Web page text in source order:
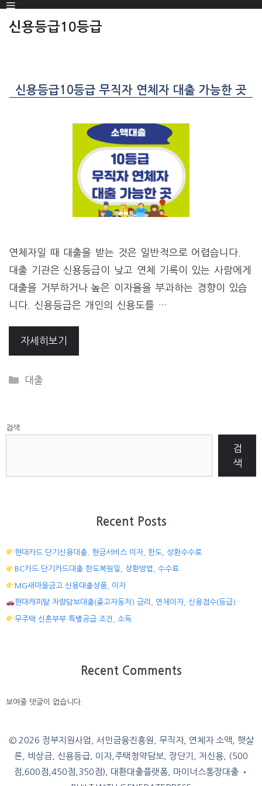
SKIP
TO
Menu
신용등급10등급
신용등급10등급 무직자 연체자 대출 가능한 곳
연체자일 때 대출을 받는 것은 일반적으로 어렵습니다.
대출 기관은 신용등급이 낮고 연체 기록이 있는 사람에게
대출을 거부하거나 높은 이자율을 부과하는 경향이 있습
니다. 신용등급은 개인의 신용도를 …
자세히보기
CATEGORIES
대출
검색
검
색
Recent Posts
현대카드 단기신용대출, 현금서비스 이자, 한도, 상환수수료
BC카드 단기카드대출 한도복원일, 상환방법, 수수료
MG새마을금고 신용대출상품, 이자
현대캐피탈 차량담보대출(중고자동차) 금리, 연체이자, 신용점수(등급)
무주택 신혼부부 특별공급 조건, 소득
Recent Comments
보여줄 댓글이 없습니다.
© 2026 정부지원사업, 서민금융진흥원, 무직자, 연체자 소액, 햇살
론, 비상금, 신용등급, 이자,주택청약담보, 장단기, 저신용, (500
점,600점,450점,350점), 대환대출플랫폼, 마이너스통장대출 •